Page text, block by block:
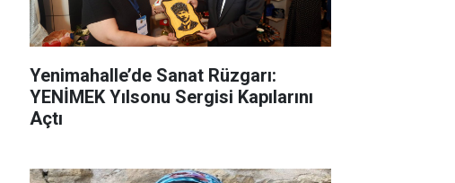
Yenimahalle’de Sanat Rüzgarı:
YENİMEK Yılsonu Sergisi Kapılarını
Açtı